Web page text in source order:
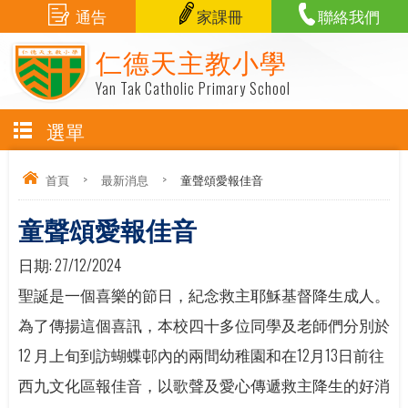
仁德天主教小學
Yan Tak Catholic Primary School
通告 家課冊 聯絡我們
選單
首頁 > 最新消息 > 童聲頌愛報佳音
童聲頌愛報佳音
日期:27/12/2024
聖誕是一個喜樂的節日，紀念救主耶穌基督降生成人。
為了傳揚這個喜訊，本校四十多位同學及老師們分別於
12 月上旬到訪蝴蝶邨內的兩間幼稚園和在12月13日前往
西九文化區報佳音，以歌聲及愛心傳遞救主降生的好消